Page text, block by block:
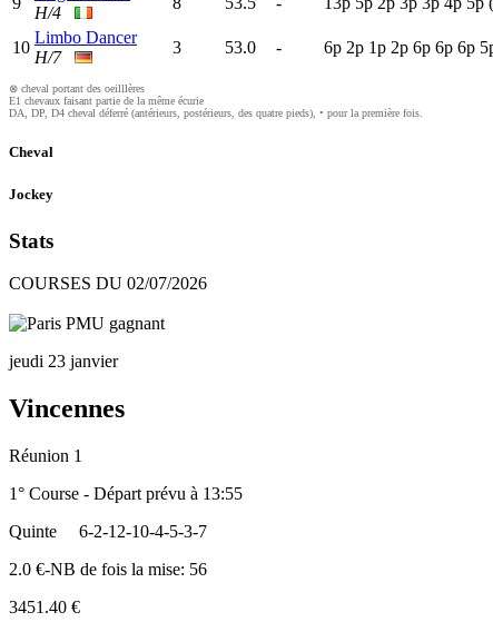
H/4
10
Limbo Dancer
H/7
3 53.0 - 6p 2p 1p 2p 6p 6p 6p 5
⊗ cheval portant des oeilllères
E1 chevaux faisant partie de la même écurie
DA, DP, D4 cheval déferré (antérieurs, postérieurs, des quatre pieds), • pour la première fois.
Cheval
Jockey
Stats
COURSES DU 02/07/2026
jeudi 23 janvier
Vincennes
Réunion 1
1° Course - Départ prévu à 13:55
Quinte
6-2-12-10-4-5-3-7
2.0 €-NB de fois la mise: 56
3451.40 €